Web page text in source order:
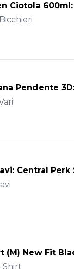
Ciotola
Pendente
Central Perk
(M) New Fit
Shirt